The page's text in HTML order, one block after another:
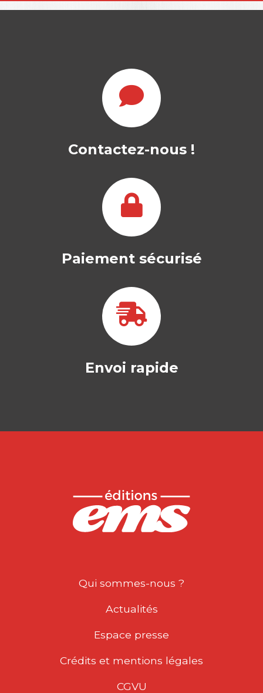
Contactez-nous !
Paiement sécurisé
Envoi rapide
Qui sommes-nous ?
Actualités
Espace presse
Crédits et mentions légales
CGVU